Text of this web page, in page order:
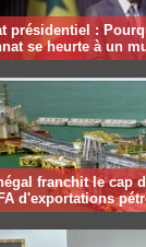
présidentiel :
se heurte à un
franchit le cap
d'exportations